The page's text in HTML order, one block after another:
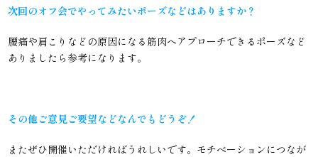
次回のオフ会でやってみたいポーズなどはありますか？
腰痛や肩こりなどの原因になる筋肉へアプローチできるポーズなど
ありましたら参考になります。
その他ご意見ご要望などなんでもどうぞ！
またぜひ開催いただければうれしいです。モチベーションにつなが